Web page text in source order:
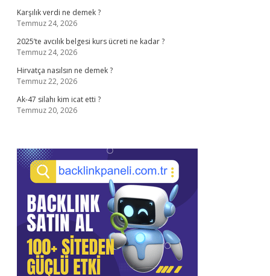
Karşılık verdi ne demek ?
Temmuz 24, 2026
2025’te avcılık belgesi kurs ücreti ne kadar ?
Temmuz 24, 2026
Hirvatça nasılsın ne demek ?
Temmuz 22, 2026
Ak-47 silahı kim icat etti ?
Temmuz 20, 2026